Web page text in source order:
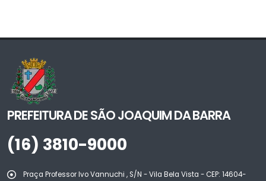
PREFEITURA DE SÃO JOAQUIM DA BARRA
(16) 3810-9000
Praça Professor Ivo Vannuchi , S/N - Vila Bela Vista - CEP: 14604-